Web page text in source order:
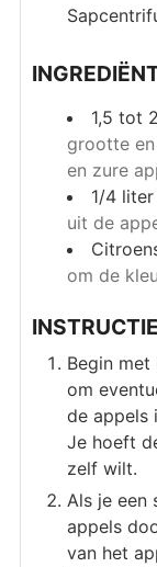
1,5 tot
grootte
en zure
1/4 liter
uit de
om de
Begin
om
de appels
Je hoeft
zelf wilt.
Als je een
appels
van het